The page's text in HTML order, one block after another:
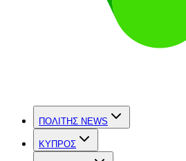
ΠΟΛΙΤΗΣ NEWS
ΚΥΠΡΟΣ